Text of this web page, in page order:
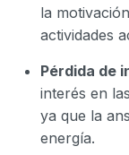
la
actividades
Pérdida de
interés en
ya que la
energía.